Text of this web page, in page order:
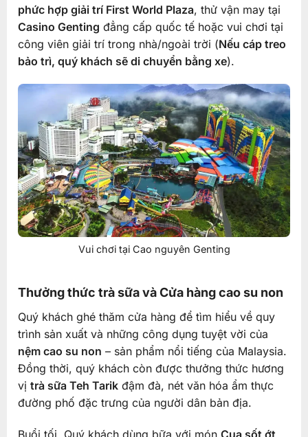
phức hợp giải trí First World Plaza, thử vận may tại
Casino Genting đẳng cấp quốc tế hoặc vui chơi tại
công viên giải trí trong nhà/ngoài trời (Nếu cáp treo
bảo trì, quý khách sẽ di chuyển bằng xe).
Vui chơi tại Cao nguyên Genting
Thưởng thức trà sữa và Cửa hàng cao su non
Quý khách ghé thăm cửa hàng để tìm hiểu về quy
trình sản xuất và những công dụng tuyệt vời của
nệm cao su non – sản phẩm nổi tiếng của Malaysia.
Đồng thời, quý khách còn được thưởng thức hương
vị trà sữa Teh Tarikđậm đà, nét văn hóa ẩm thực
đường phố đặc trưng của người dân bản địa.
Buổi tối, Quý khách dùng bữa với món Cua sốt ớt